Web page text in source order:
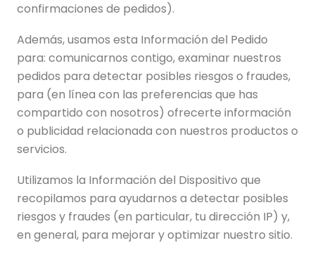
confirmaciones de pedidos).
Además, usamos esta Información del Pedido
para: comunicarnos contigo, examinar nuestros
pedidos para detectar posibles riesgos o fraudes,
para (en línea con las preferencias que has
compartido con nosotros) ofrecerte información
o publicidad relacionada con nuestros productos o
servicios.
Utilizamos la Información del Dispositivo que
recopilamos para ayudarnos a detectar posibles
riesgos y fraudes (en particular, tu dirección IP) y,
en general, para mejorar y optimizar nuestro sitio.